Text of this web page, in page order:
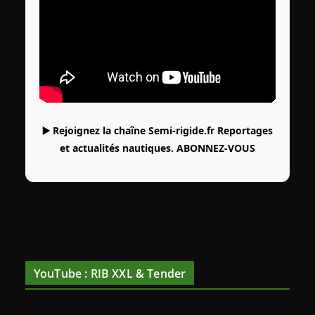
▶️ Rejoignez la chaîne Semi-rigide.fr Reportages
et actualités nautiques. ABONNEZ-VOUS
YouTube : RIB XXL & Tender